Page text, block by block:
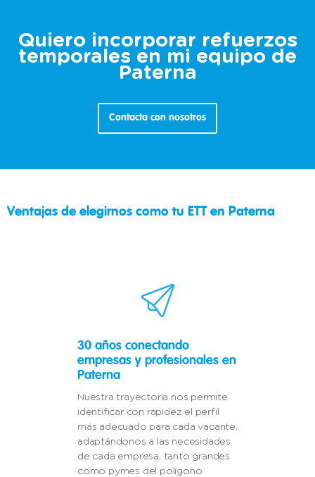
Quiero incorporar refuerzos
temporales en mi equipo de
Paterna
Contacta con nosotros
Ventajas de elegirnos como tu ETT en Paterna
30 años conectando
empresas y profesionales en
Paterna
Nuestra trayectoria nos permite
identificar con rapidez el perfil
más adecuado para cada vacante,
adaptándonos a las necesidades
de cada empresa, tanto grandes
como pymes del polígono